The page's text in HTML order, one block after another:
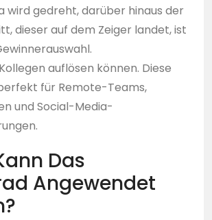
wird gedreht, darüber hinaus der
dieser auf dem Zeiger landet, ist
auflösen können. Diese
für Remote-Teams,
und Social-Media-
Das
Angewendet